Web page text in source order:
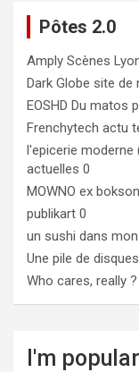
Pôtes 2.0
Amply Scènes
Dark Globe site de
EOSHD Du matos
Frenchytech actu
l'epicerie moderne
actuelles 0
MOWNO ex bokson
publikart 0
un sushi dans
Une pile de
Who cares, really ?
I'm popular